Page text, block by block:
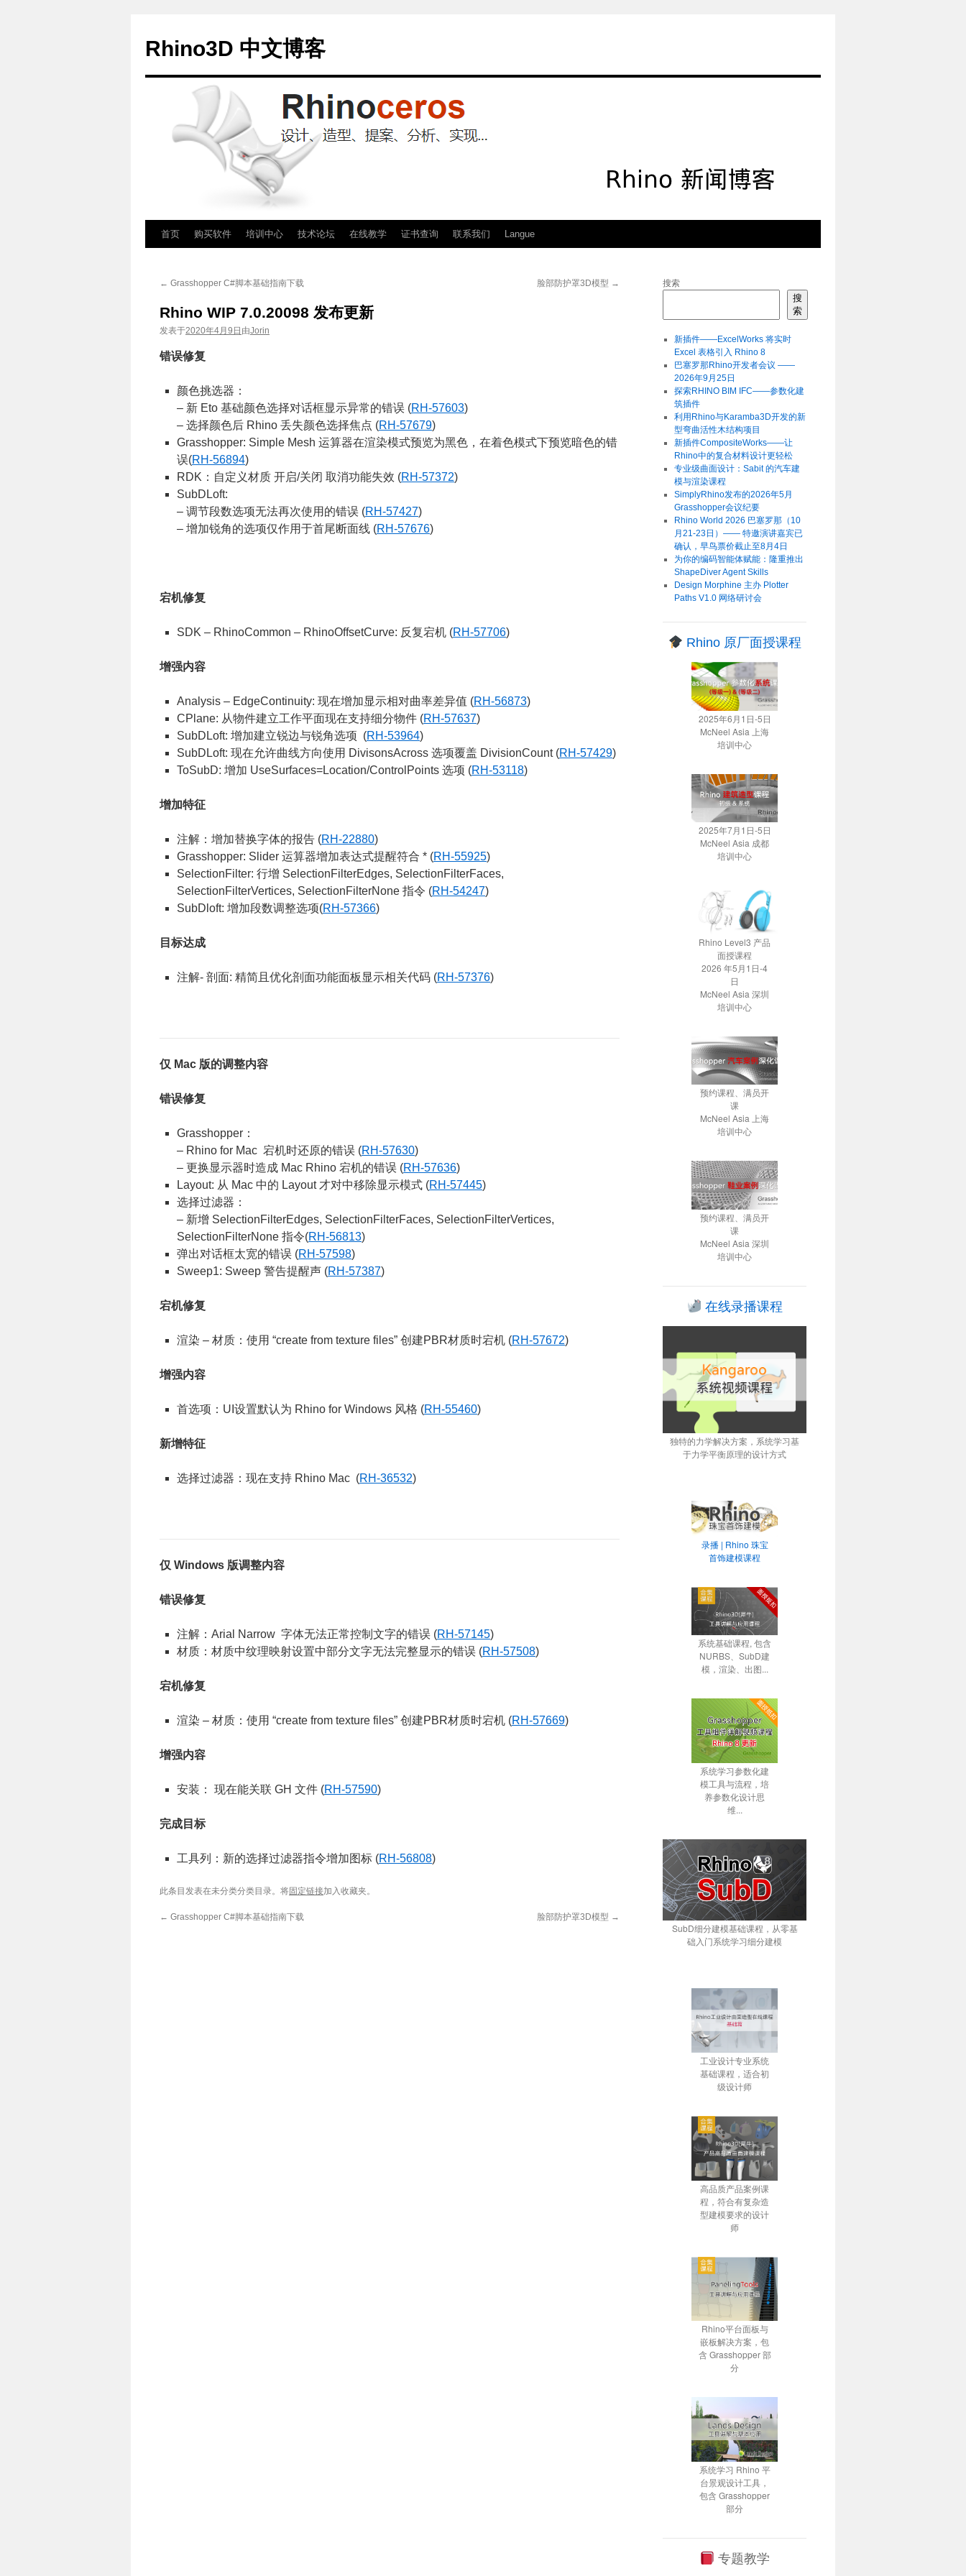
Rhino3D 中文博客
首页 购买软件 培训中心 技术论坛 在线教学 证书查询 联系我们 Langue
← Grasshopper C#脚本基础指南下载 脸部防护罩3D模型 →
Rhino WIP 7.0.20098 发布更新
发表于2020年4月9日 由Jorin
错误修复
颜色挑选器：
– 新 Eto 基础颜色选择对话框显示异常的错误 (RH-57603)
– 选择颜色后 Rhino 丢失颜色选择焦点 (RH-57679)
Grasshopper: Simple Mesh 运算器在渲染模式预览为黑色，在着色模式下预览暗色的错
误(RH-56894)
RDK：自定义材质 开启/关闭 取消功能失效 (RH-57372)
SubDLoft:
– 调节段数选项无法再次使用的错误 (RH-57427)
– 增加锐角的选项仅作用于首尾断面线 (RH-57676)
宕机修复
SDK – RhinoCommon – RhinoOffsetCurve: 反复宕机 (RH-57706)
增强内容
Analysis – EdgeContinuity: 现在增加显示相对曲率差异值 (RH-56873)
CPlane: 从物件建立工作平面现在支持细分物件 (RH-57637)
SubDLoft: 增加建立锐边与锐角选项 (RH-53964)
SubDLoft: 现在允许曲线方向使用 DivisonsAcross 选项覆盖 DivisionCount (RH-57429)
ToSubD: 增加 UseSurfaces=Location/ControlPoints 选项 (RH-53118)
增加特征
注解：增加替换字体的报告 (RH-22880)
Grasshopper: Slider 运算器增加表达式提醒符合 * (RH-55925)
SelectionFilter: 行增 SelectionFilterEdges, SelectionFilterFaces,
SelectionFilterVertices, SelectionFilterNone 指令 (RH-54247)
SubDloft: 增加段数调整选项(RH-57366)
目标达成
注解- 剖面: 精简且优化剖面功能面板显示相关代码 (RH-57376)
仅 Mac 版的调整内容
错误修复
Grasshopper：
– Rhino for Mac 宕机时还原的错误 (RH-57630)
– 更换显示器时造成 Mac Rhino 宕机的错误 (RH-57636)
Layout: 从 Mac 中的 Layout 才对中移除显示模式 (RH-57445)
选择过滤器：
– 新增 SelectionFilterEdges, SelectionFilterFaces, SelectionFilterVertices,
SelectionFilterNone 指令(RH-56813)
弹出对话框太宽的错误 (RH-57598)
Sweep1: Sweep 警告提醒声 (RH-57387)
宕机修复
渲染 – 材质：使用 “create from texture files” 创建PBR材质时宕机 (RH-57672)
增强内容
首选项：UI设置默认为 Rhino for Windows 风格 (RH-55460)
新增特征
选择过滤器：现在支持 Rhino Mac (RH-36532)
仅 Windows 版调整内容
错误修复
注解：Arial Narrow 字体无法正常控制文字的错误 (RH-57145)
材质：材质中纹理映射设置中部分文字无法完整显示的错误 (RH-57508)
宕机修复
渲染 – 材质：使用 “create from texture files” 创建PBR材质时宕机 (RH-57669)
增强内容
安装： 现在能关联 GH 文件 (RH-57590)
完成目标
工具列：新的选择过滤器指令增加图标 (RH-56808)
此条目发表在未分类分类目录。将固定链接加入收藏夹。
← Grasshopper C#脚本基础指南下载 脸部防护罩3D模型 →
搜索
搜
索
新插件——ExcelWorks 将实时
Excel 表格引入 Rhino 8
巴塞罗那Rhino开发者会议 ——
2026年9月25日
探索RHINO BIM IFC——参数化建
筑插件
利用Rhino与Karamba3D开发的新
型弯曲活性木结构项目
新插件CompositeWorks——让
Rhino中的复合材料设计更轻松
专业级曲面设计：Sabit 的汽车建
模与渲染课程
SimplyRhino发布的2026年5月
Grasshopper会议纪要
Rhino World 2026 巴塞罗那（10
月21-23日）—— 特邀演讲嘉宾已
确认，早鸟票价截止至8月4日
为你的编码智能体赋能：隆重推出
ShapeDiver Agent Skills
Design Morphine 主办 Plotter
Paths V1.0 网络研讨会
Rhino 原厂面授课程
2025年6月1日-5日
McNeel Asia 上海
培训中心
2025年7月1日-5日
McNeel Asia 成都
培训中心
Rhino Level3 产品
面授课程
2026 年5月1日-4
日
McNeel Asia 深圳
培训中心
预约课程、满员开
课
McNeel Asia 上海
培训中心
预约课程、满员开
课
McNeel Asia 深圳
培训中心
在线录播课程
独特的力学解决方案，系统学习基
于力学平衡原理的设计方式
录播 | Rhino 珠宝
首饰建模课程
系统基础课程, 包含
NURBS、SubD建
模，渲染、出图...
系统学习参数化建
模工具与流程，培
养参数化设计思
维...
SubD细分建模基础课程，从零基
础入门系统学习细分建模
工业设计专业系统
基础课程，适合初
级设计师
高品质产品案例课
程，符合有复杂造
型建模要求的设计
师
Rhino平台面板与
嵌板解决方案，包
含 Grasshopper 部
分
系统学习 Rhino 平
台景观设计工具，
包含 Grasshopper
部分
专题教学